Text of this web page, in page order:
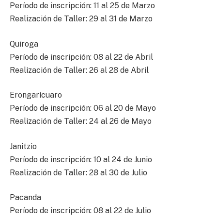
Período de inscripción: 11 al 25 de Marzo
Realización de Taller: 29 al 31 de Marzo
Quiroga
Período de inscripción: 08 al 22 de Abril
Realización de Taller: 26 al 28 de Abril
Erongarícuaro
Período de inscripción: 06 al 20 de Mayo
Realización de Taller: 24 al 26 de Mayo
Janitzio
Período de inscripción: 10 al 24 de Junio
Realización de Taller: 28 al 30 de Julio
Pacanda
Período de inscripción: 08 al 22 de Julio